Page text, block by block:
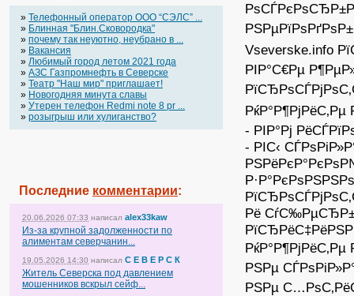
» Телефонный оператор OOO “СЭЛС” ...
» Блинная "Блин.Сковородка"
» почему так неуютно, неубрано в ...
» Вакансия
» Любимый город летом 2021 года
» АЗС Газпромнефть в Северске
» Театр "Наш мир" приглашает!
» Новогодняя минута славы
» Утерен телефон Redmi note 8 pr ...
» розыгрыш или хулиганство?
Последние комментарии:
20.06.2026 07:33 написал alex33kaw
Из-за крупной задолженности по
алиментам северчанин...
19.05.2026 14:30 написал С Е В Е Р С К
Житель Северска под давлением
мошенников вскрыл сейф...
Vseverske.info
РІР°С€Рµ
- РІР°Рј
- РІС‹
Рё
РЅРµ
РЅРµ